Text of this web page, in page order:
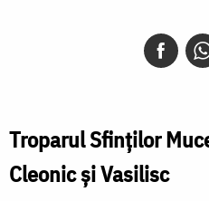
Troparul Sfinţilor
Cleonic şi Vasilisc